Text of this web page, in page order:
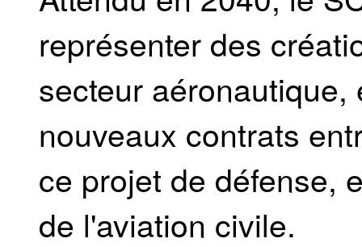
représenter des
secteur
nouveaux contrats
ce projet de défense,
de l'aviation civile.